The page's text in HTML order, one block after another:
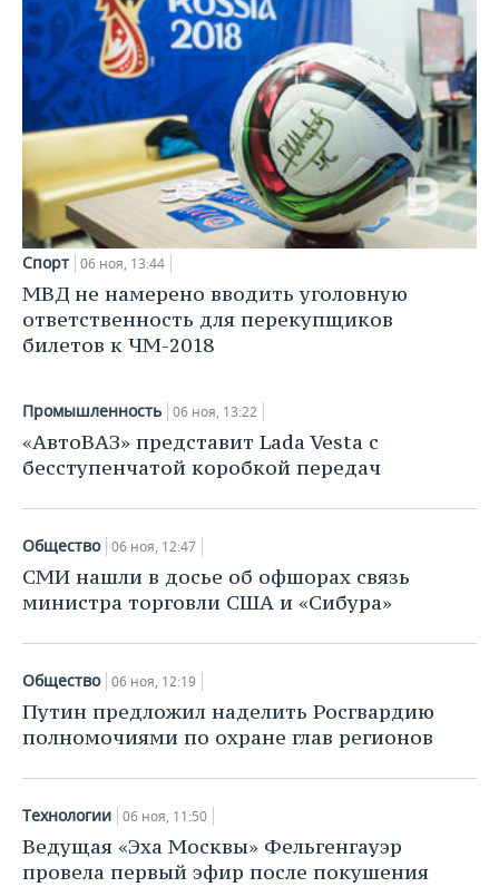
ЭНЕРГЕТИКА
УСЛУГИ
МЕДИА
ТЕЛЕКОММУНИКАЦИИ
ВЫЕЗДНАЯ РЕДАКЦИЯ
БИЗНЕС-БРАНЧИ
ONLINE-КОНФЕРЕНЦИИ
ОТКРЫТАЯ ЛЕКЦИЯ
НОВОСТИ СПОРТА
ФУТБОЛ
ХОККЕЙ
БАСКЕТБОЛ
ВОЛЕЙБОЛ
КИБЕРСПОРТ
ФИГУРНОЕ КАТАНИЕ
ХОККЕЙ С МЯЧОМ
ОБЩЕСТВО
НОВОСТИ ОБЩЕСТВА
ВЛАСТЬ
ИНФРАСТРУКТУРА
ИСТОРИЯ
КУЛЬТУРА
МЕДИЦИНА
ПРОИСШЕСТВИЯ
ФОТОГАЛЕРЕЯ
СЮЖЕТЫ
СПРАВОЧНИК
СПИСОК ПЕРСОН
СПИСОК КОМПАНИЙ
ПОЛНАЯ ВЕРСИЯ
Спорт 06 ноя, 13:44
МВД не намерено вводить уголовную
ответственность для перекупщиков
билетов к ЧМ-2018
Промышленность 06 ноя, 13:22
«АвтоВАЗ» представит Lada Vesta с
бесступенчатой коробкой передач
Общество 06 ноя, 12:47
СМИ нашли в досье об офшорах связь
министра торговли США и «Сибура»
Общество 06 ноя, 12:19
Путин предложил наделить Росгвардию
полномочиями по охране глав регионов
Технологии 06 ноя, 11:50
Ведущая «Эха Москвы» Фельгенгауэр
провела первый эфир после покушения